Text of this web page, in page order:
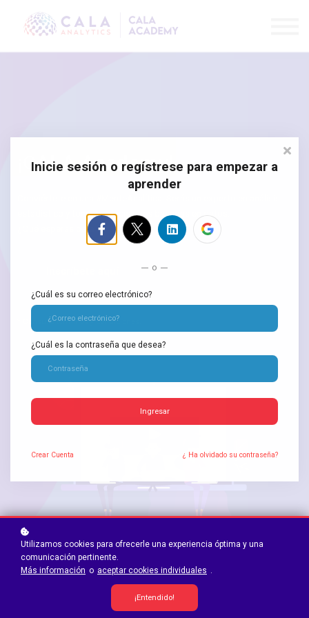
Contáctanos
Acceder
¡CALA Academy!
estadístico y tomarás decisiones basadas en datos.
¿Qué esperas para empezar?
* Consulta términos y condiciones.
Utilizamos cookies para ofrecerle una experiencia óptima y una
comunicación pertinente.
Más información o aceptar cookies individuales .
¡Entendido!
Inicie sesión o regístrese para empezar a
aprender
o
¿Cuál es su correo electrónico?
¿Cuál es la contraseña que desea?
Ingresar
Crear Cuenta ¿ Ha olvidado su contraseña?